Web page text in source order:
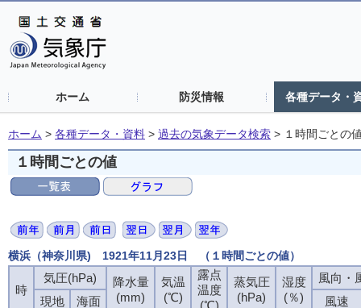
ホーム 防災情報 各種データ・
ホーム > 各種データ・資料 > 過去の気象データ検索 > １時間ごとの
１時間ごとの値
横浜（神奈川県) 1921年11月23日 （１時間ごとの値）
時
気圧(hPa)
降水量
(mm)
気温
(℃)
露点
温度
(℃)
蒸気圧
(hPa)
湿度
(％)
風向・
現地
海面
風速